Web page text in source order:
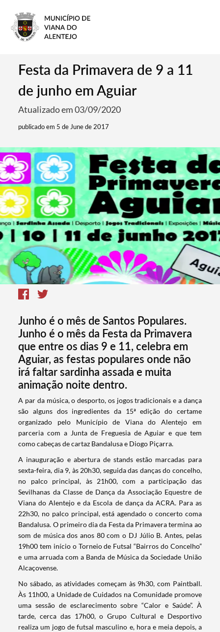
Festa da Primavera de 9 a 11
de junho em Aguiar
Atualizado em 03/09/2020
publicado em 5 de June de 2017
Junho é o mês de Santos Populares.
Junho é o mês da Festa da Primavera
que entre os dias 9 e 11, celebra em
Aguiar, as festas populares onde não
irá faltar sardinha assada e muita
animação noite dentro.
​A par da música, o desporto, os jogos tradicionais e a dança
são alguns dos ingredientes da 15ª edição do certame
organizado pelo Município de Viana do Alentejo em
parceria com a Junta de Freguesia de Aguiar e que tem
como cabeças de cartaz Bandalusa e Diogo Piçarra.
A inauguração e abertura de stands estão marcadas para
sexta-feira, dia 9, às 20h30, seguida das danças do concelho,
no palco principal, às 21h00, com a participação das
Sevilhanas da Classe de Dança da Associação Equestre de
Viana do Alentejo e da Escola de dança da ACRA. Para as
22h30, no palco principal, está agendado o concerto coma
Bandalusa. O primeiro dia da Festa da Primavera termina ao
som de música dos anos 80 com o DJ Júlio B. Antes, pelas
19h00 tem início o Torneio de Futsal “Bairros do Concelho”
e uma arruada com a Banda de Música da Sociedade União
Alcaçovense.
No sábado, as atividades começam às 9h30, com Paintball.
Às 11h00, a Unidade de Cuidados na Comunidade promove
uma sessão de esclarecimento sobre “Calor e Saúde”. À
tarde, cerca das 17h00, o Grupo Cultural e Desportivo
realiza um jogo de futsal masculino e, hora e meia depois, a